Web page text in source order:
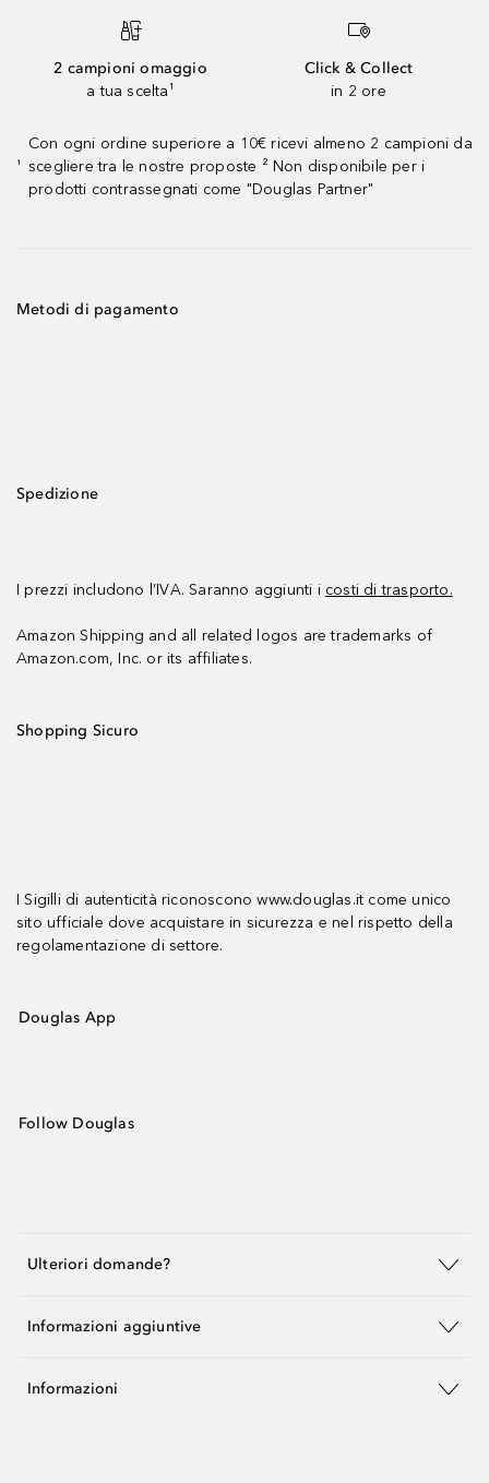
2 campioni omaggio
a tua scelta¹
Click & Collect
in 2 ore
¹
Con ogni ordine superiore a 10€ ricevi almeno 2 campioni da
scegliere tra le nostre proposte ² Non disponibile per i
prodotti contrassegnati come "Douglas Partner"
Metodi di pagamento
Spedizione
I prezzi includono l’IVA. Saranno aggiunti i costi di trasporto.
Amazon Shipping and all related logos are trademarks of
Amazon.com, Inc. or its affiliates.
Shopping Sicuro
I Sigilli di autenticità riconoscono www.douglas.it come unico
sito ufficiale dove acquistare in sicurezza e nel rispetto della
regolamentazione di settore.
Douglas App
Follow Douglas
Ulteriori domande?
Informazioni aggiuntive
Informazioni